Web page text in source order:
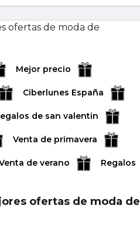
Mejor precio
Ciberlunes España
de san valentin
Venta de primavera
de verano
Regalos
ofertas de moda de